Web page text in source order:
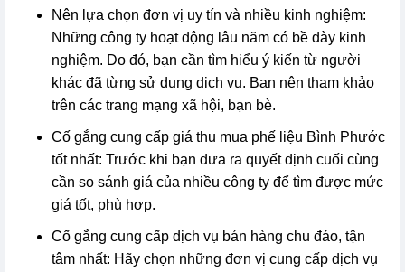
Nên lựa chọn đơn vị uy tín và nhiều kinh nghiệm:
Những công ty hoạt động lâu năm có bề dày kinh
nghiệm. Do đó, bạn cần tìm hiểu ý kiến từ người
khác đã từng sử dụng dịch vụ. Bạn nên tham khảo
trên các trang mạng xã hội, bạn bè.
Cố gắng cung cấp giá thu mua phế liệu Bình Phước
tốt nhất: Trước khi bạn đưa ra quyết định cuối cùng
cần so sánh giá của nhiều công ty để tìm được mức
giá tốt, phù hợp.
Cố gắng cung cấp dịch vụ bán hàng chu đáo, tận
tâm nhất: Hãy chọn những đơn vị cung cấp dịch vụ